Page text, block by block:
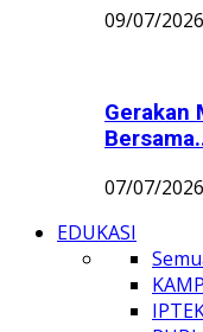
09/07/2026
Gerakan
07/07/2026
EDUKASI